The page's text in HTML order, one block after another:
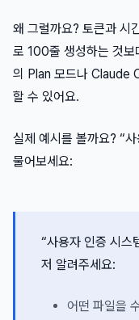
왜 그럴까요? 토큰과 시
로 100줄 생성하는 것
의 Plan 모드나 Claude
할 수 있어요.
실제 예시를 볼까요? “
물어보세요:
“사용자 인증 시스
저 알려주세요:
어떤 파일을